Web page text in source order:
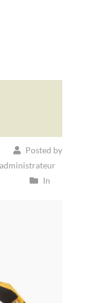
Posted by
administrateur
In